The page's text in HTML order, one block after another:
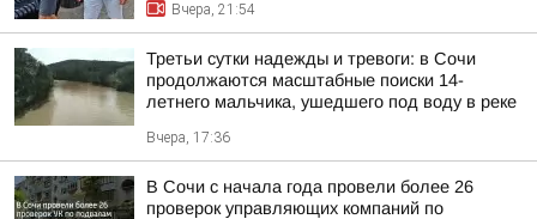
Вчера, 21:54
Третьи сутки надежды и тревоги: в Сочи
продолжаются масштабные поиски 14-
летнего мальчика, ушедшего под воду в реке
Вчера, 17:36
В Сочи с начала года провели более 26
проверок управляющих компаний по